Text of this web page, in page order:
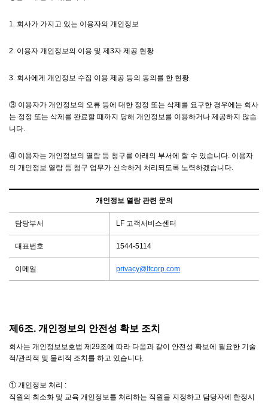
1. 회사가 가지고 있는 이용자의 개인정보
2. 이용자 개인정보의 이용 및 제3자 제공 현황
3. 회사에게 개인정보 수집 이용 제공 등의 동의를 한 현황
③ 이용자가 개인정보의 오류 등에 대한 정정 또는 삭제를 요구한 경우에는 회사
는 정정 또는 삭제를 완료할 때까지 당해 개인정보를 이용하거나 제공하지 않습
니다.
④ 이용자는 개인정보의 열람 등 청구를 아래의 부서에 할 수 있습니다. 이용자
의 개인정보 열람 등 청구 업무가 신속하게 처리되도록 노력하겠습니다.
개인정보 열람 관련 문의
담당부서 LF 고객서비스센터
대표번호 1544-5114
이메일 privacy@lfcorp.com
제6조. 개인정보의 안전성 확보 조치
회사는 개인정보보호법 제29조에 따라 다음과 같이 안전성 확보에 필요한 기술
적/관리적 및 물리적 조치를 하고 있습니다.
① 개인정보 처리 :
직원의 최소화 및 교육 개인정보를 처리하는 직원을 지정하고 담당자에 한정시